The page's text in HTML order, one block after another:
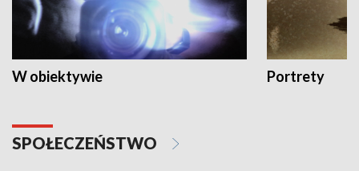
W obiektywie Portrety
SPOŁECZEŃSTWO